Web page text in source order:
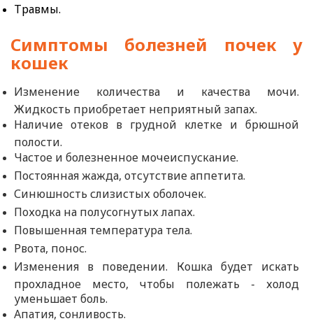
Травмы.
Симптомы болезней почек у
кошек
Изменение количества и качества мочи.
Жидкость приобретает неприятный запах.
Наличие отеков в грудной клетке и брюшной
полости.
Частое и болезненное мочеиспускание.
Постоянная жажда, отсутствие аппетита.
Синюшность слизистых оболочек.
Походка на полусогнутых лапах.
Повышенная температура тела.
Рвота, понос.
Изменения в поведении. Кошка будет искать
прохладное место, чтобы полежать - холод
уменьшает боль.
Апатия, сонливость.